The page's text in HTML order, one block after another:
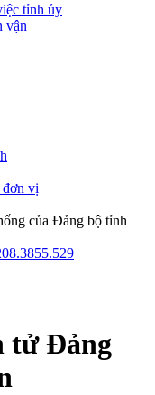
tỉnh ủy
vận
vị
của Đảng bộ tỉnh
tử Đảng